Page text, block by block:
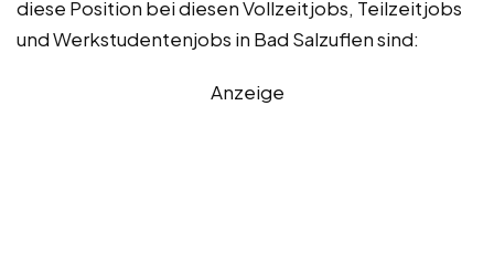
diese Position bei diesen Vollzeitjobs, Teilzeitjobs
und Werkstudentenjobs in Bad Salzuflen sind:
Anzeige